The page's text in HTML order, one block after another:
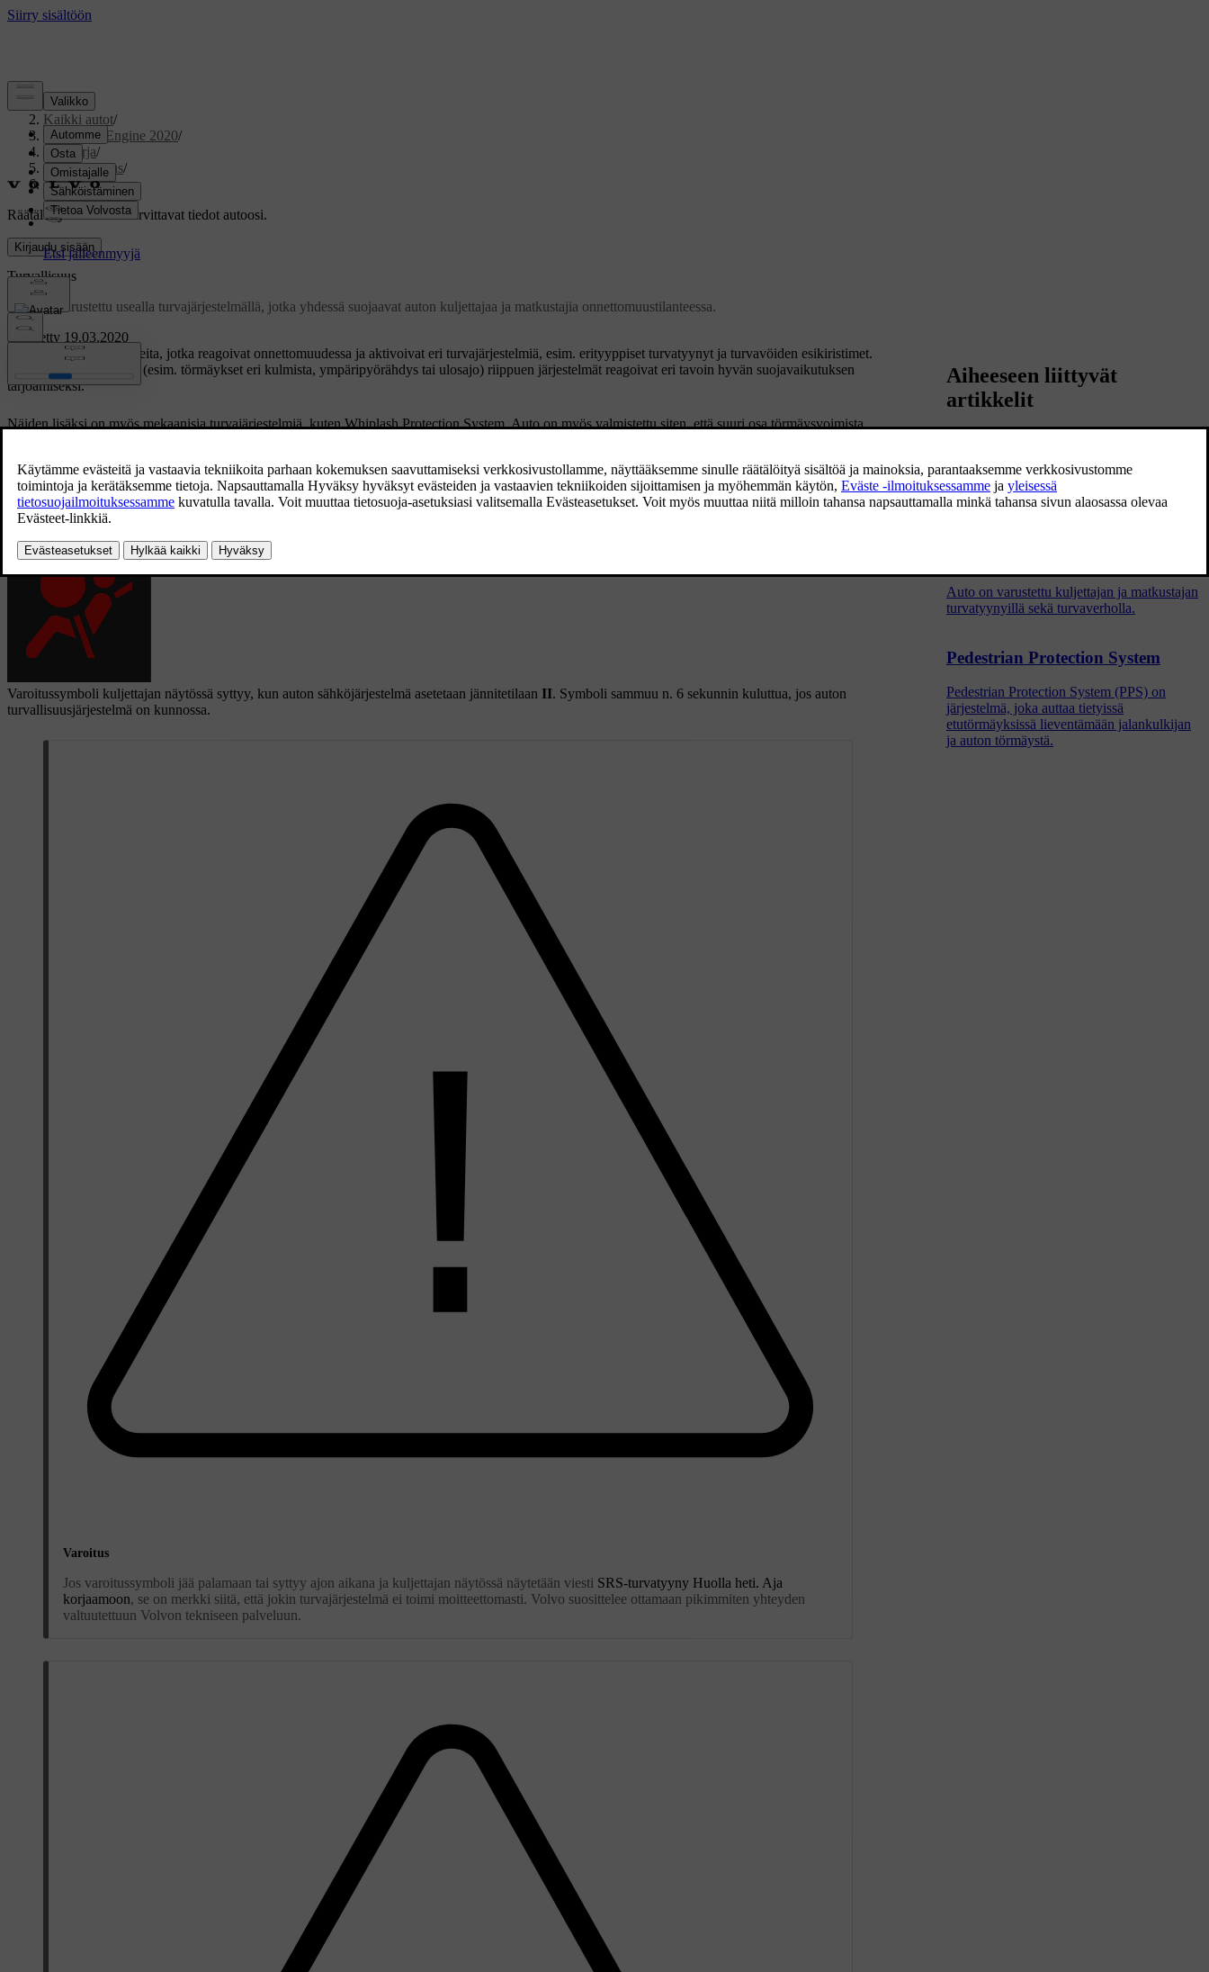
Tuki/
Kaikki autot/
V60 Twin Engine 2020/
Ohjekirja/
Turvallisuus/
Turvallisuus
Räätälöity tukiHanki tarvittavat tiedot autoosi.
Kirjaudu sisään
Päivitetty 19.03.2020
Turvallisuus
Auto on varustettu usealla turvajärjestelmällä, jotka yhdessä suojaavat auton kuljettajaa ja matkustajia onnettomuustilanteessa.
Autossa on useita antureita, jotka reagoivat onnettomuudessa ja aktivoivat eri turvajärjestelmiä, esim. erityyppiset turvatyynyt ja turvavöiden esikiristimet.
Onnettomuustilanteesta (esim. törmäykset eri kulmista, ympäripyörähdys tai ulosajo) riippuen järjestelmät reagoivat eri tavoin hyvän suojavaikutuksen
tarjoamiseksi.
Näiden lisäksi on myös mekaanisia turvajärjestelmiä, kuten Whiplash Protection System. Auto on myös valmistettu siten, että suuri osa törmäysvoimista
Onnettomuuden jälkeen auton turvallisuustila voidaan aktivoida, jos jokin auton tärkeistä toiminnoista on vaurioitunut.
Varoitussymboli kuljettajan näytössä
Varoitussymboli kuljettajan näytössä syttyy, kun auton sähköjärjestelmä asetetaan jännitetilaan II. Symboli sammuu n. 6 sekunnin kuluttua, jos auton
turvallisuusjärjestelmä on kunnossa.
Varoitus
Jos varoitussymboli jää palamaan tai syttyy ajon aikana ja kuljettajan näytössä näytetään viesti SRS-turvatyyny Huolla heti. Aja
korjaamoon, se on merkki siitä, että jokin turvajärjestelmä ei toimi moitteettomasti. Volvo suosittelee ottamaan pikimmiten yhteyden
valtuutettuun Volvon tekniseen palveluun.
Aiheeseen liittyvät
artikkelit
Autossa matkustavien lasten on aina istuttava
paikallaan turvallisesti.
Auto on varustettu kuljettajan ja matkustajan
turvatyynyillä sekä turvaverholla.
Pedestrian Protection System
Pedestrian Protection System (PPS) on
järjestelmä, joka auttaa tietyissä
etutörmäyksissä lieventämään jalankulkijan
ja auton törmäystä.